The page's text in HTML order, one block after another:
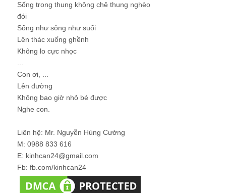
Sống trong thung không chê thung nghèo
đói
Sống như sông như suối
Lên thác xuống ghềnh
Không lo cực nhọc
Con ơi, ...
Lên đường
Không bao giờ nhỏ bé được
Nghe con.
Liên hệ: Mr. Nguyễn Hùng Cường
M: 0988 833 616
E: kinhcan24@gmail.com
Fb: fb.com/kinhcan24